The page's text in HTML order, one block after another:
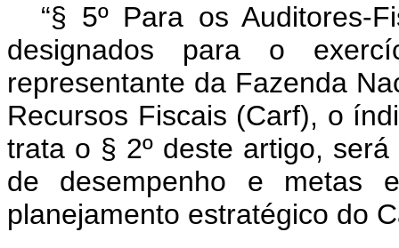
“§ 5º Para os Auditores-
designados para o
representante da Fazenda
Recursos Fiscais (Carf), o
trata o § 2º deste artigo,
de desempenho e metas
planejamento estratégico do